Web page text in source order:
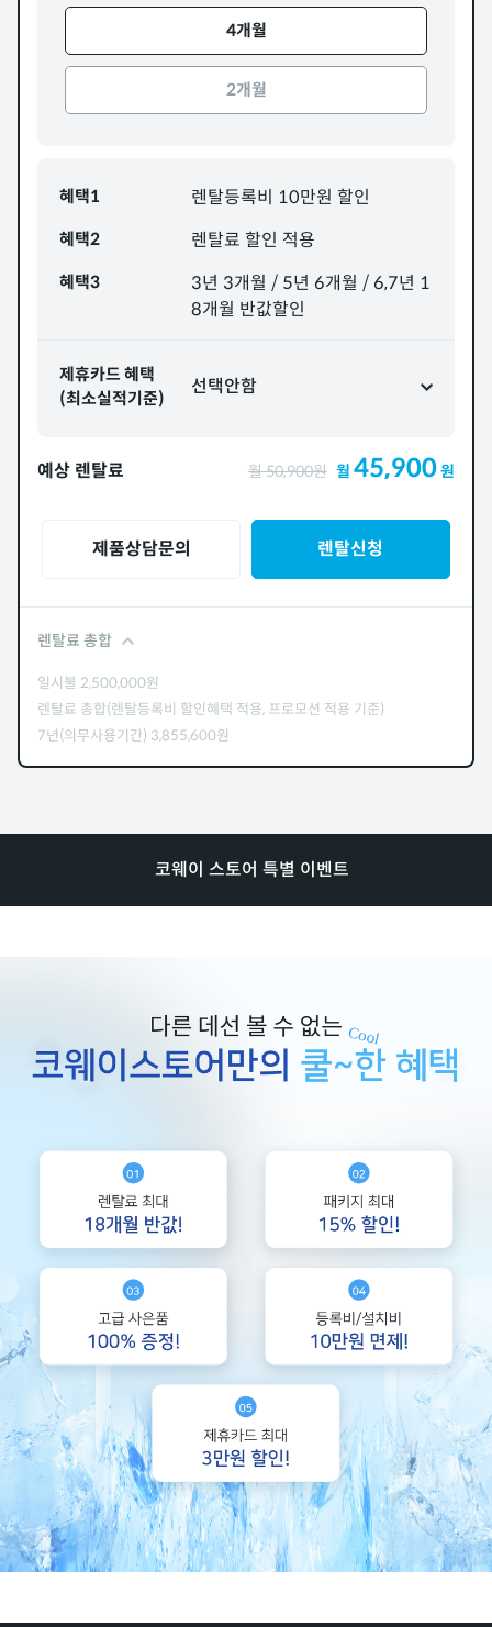
4개월
2개월
혜택1 렌탈등록비 10만원 할인
혜택2 렌탈료 할인 적용
혜택3
3년 3개월 / 5년 6개월 / 6,7년 1
8개월 반값할인
제휴카드 혜택
(최소실적기준)
선택안함
예상 렌탈료 월50,900원 월 45,900원
제품상담문의 렌탈신청
렌탈료 총합
일시불 2,500,000원
렌탈료 총합(렌탈등록비 할인혜택 적용, 프로모션 적용 기준)
7년(의무사용기간) 3,855,600원
코웨이 스토어 특별 이벤트